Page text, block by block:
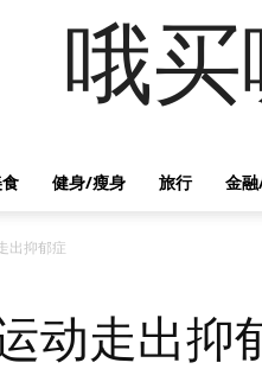
哦
健身/瘦身 旅行 金
出抑郁症
动走出抑